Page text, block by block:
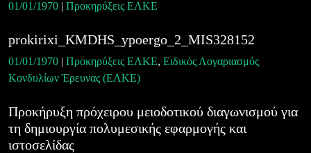
01/01/1970 | Προκηρύξεις ΕΛΚΕ
prokirixi_KMDHS_ypoergo_2_MIS328152
01/01/1970 | Προκηρύξεις ΕΛΚΕ, Ειδικός Λογαριασμός
Κονδυλίων Έρευνας (ΕΛΚΕ)
Προκήρυξη πρόχειρου μειοδοτικού διαγωνισμού για
τη δημιουργία πολυμεσικής εφαρμογής και
ιστοσελίδας